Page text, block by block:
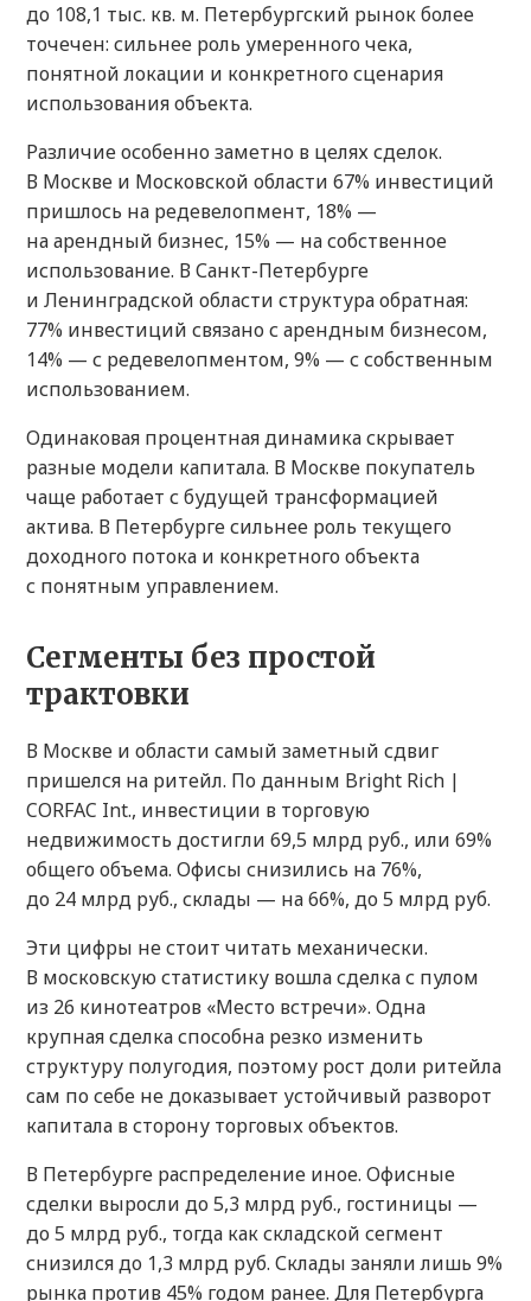
до 108,1 тыс. кв. м. Петербургский рынок более
точечен: сильнее роль умеренного чека,
понятной локации и конкретного сценария
использования объекта.
Различие особенно заметно в целях сделок.
В Москве и Московской области 67% инвестиций
пришлось на редевелопмент, 18% —
на арендный бизнес, 15% — на собственное
использование. В Санкт-Петербурге
и Ленинградской области структура обратная:
77% инвестиций связано с арендным бизнесом,
14% — с редевелопментом, 9% — с собственным
использованием.
Одинаковая процентная динамика скрывает
разные модели капитала. В Москве покупатель
чаще работает с будущей трансформацией
актива. В Петербурге сильнее роль текущего
доходного потока и конкретного объекта
с понятным управлением.
Сегменты без простой
трактовки
В Москве и области самый заметный сдвиг
пришелся на ритейл. По данным Bright Rich |
CORFAC Int., инвестиции в торговую
недвижимость достигли 69,5 млрд руб., или 69%
общего объема. Офисы снизились на 76%,
до 24 млрд руб., склады — на 66%, до 5 млрд руб.
Эти цифры не стоит читать механически.
В московскую статистику вошла сделка с пулом
из 26 кинотеатров «Место встречи». Одна
крупная сделка способна резко изменить
структуру полугодия, поэтому рост доли ритейла
сам по себе не доказывает устойчивый разворот
капитала в сторону торговых объектов.
В Петербурге распределение иное. Офисные
сделки выросли до 5,3 млрд руб., гостиницы —
до 5 млрд руб., тогда как складской сегмент
снизился до 1,3 млрд руб. Склады заняли лишь 9%
рынка против 45% годом ранее. Для Петербурга